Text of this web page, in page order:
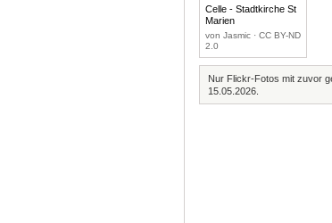
Celle - Stadtkirche St
Marien
von Jasmic · CC BY-ND
2.0
Nur Flickr-Fotos mit zuvor
15.05.2026.